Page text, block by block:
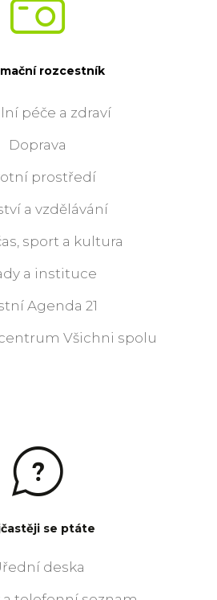
rozcestník
péče a zdraví
Doprava
prostředí
a vzdělávání
sport a kultura
a instituce
Agenda 21
Všichni spolu
se ptáte
deska